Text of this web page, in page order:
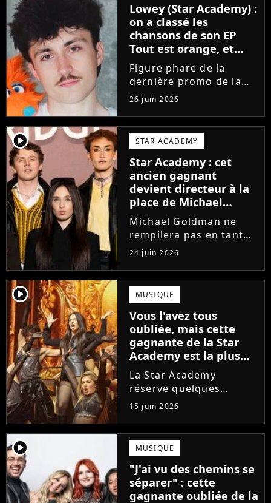
Lowey (Star Academy) :
on a classé les
chansons de son EP
Tout est orange, et
voici la meilleure !
Figure phare de la
dernière promo de la
Star Academy, Léo se
lance enfin. Sous le nom
de scène Lowey, l'artiste
de 25 ans dévoile un
premier EP énergique et
très prometteur
nommé...
26 juin 2026
player2 STAR ACADEMY
Star Academy : cet
ancien gagnant
devient directeur à la
place de Michael
Goldman ? Il donne
enfin sa réponse
Michael Goldman ne
rempilera pas en tant
que directeur de la
prochaine saison de la
Star Academy. Mais qui
prendra sa place ? Alors
que son nom circule,
cet ancien gagnant de
l'émission...
24 juin 2026
player2 MUSIQUE
Vous l'avez tous
oubliée, mais cette
gagnante de la Star
Academy est la plus
écoutée de l'histoire
de l'émission !
La Star Academy
réserve quelques
surprises. Cette
gagnante totalement
oubliée de l'émission
est aujourd'hui plus
écoutée en streaming
que Jenifer et Nolwenn
Leroy !
15 juin 2026
player2 MUSIQUE
"J'ai vu des chemins se
séparer" : cette
gagnante oubliée de la